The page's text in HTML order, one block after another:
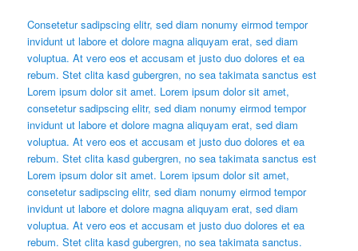
Consetetur sadipscing elitr, sed diam nonumy eirmod tempor
invidunt ut labore et dolore magna aliquyam erat, sed diam
voluptua. At vero eos et accusam et justo duo dolores et ea
rebum. Stet clita kasd gubergren, no sea takimata sanctus est
Lorem ipsum dolor sit amet. Lorem ipsum dolor sit amet,
consetetur sadipscing elitr, sed diam nonumy eirmod tempor
invidunt ut labore et dolore magna aliquyam erat, sed diam
voluptua. At vero eos et accusam et justo duo dolores et ea
rebum. Stet clita kasd gubergren, no sea takimata sanctus est
Lorem ipsum dolor sit amet. Lorem ipsum dolor sit amet,
consetetur sadipscing elitr, sed diam nonumy eirmod tempor
invidunt ut labore et dolore magna aliquyam erat, sed diam
voluptua. At vero eos et accusam et justo duo dolores et ea
rebum. Stet clita kasd gubergren, no sea takimata sanctus.